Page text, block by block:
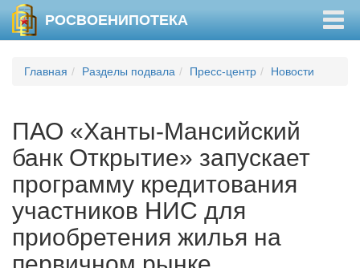
РОСВОЕНИПОТЕКА
Главная Разделы подвала Пресс-центр Новости
ПАО «Ханты-Мансийский
банк Открытие» запускает
программу кредитования
участников НИС для
приобретения жилья на